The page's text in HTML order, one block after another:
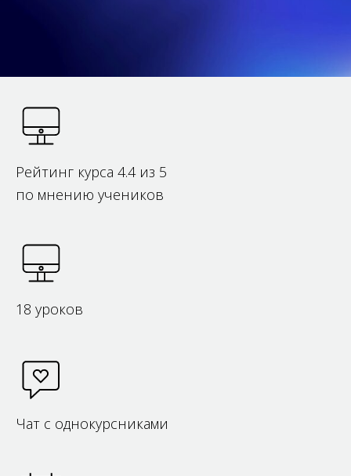
Рейтинг курса 4.4 из 5
по мнению учеников
18 уроков
Чат с однокурсниками